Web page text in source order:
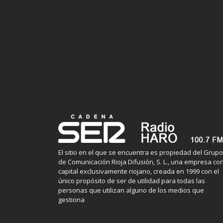
El sitio en el que se encuentra es propiedad del Grupo
de Comunicación Rioja Difusión, S. L., una empresa
capital exclusivamente riojano, creada en 1999 con el
único propósito de ser de utilidad para todas las
personas que utilizan alguno de los medios que
gestiona